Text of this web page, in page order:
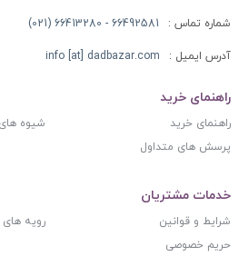
شماره تماس : 66492581 - 66413280 (021)
آدرس ایمیل : info [at] dadbazar.com
راهنمای خرید
راهنمای خرید
شیوه
پرسش های متداول
خدمات مشتریان
شرایط و قوانین
رویه های
حریم خصوصی